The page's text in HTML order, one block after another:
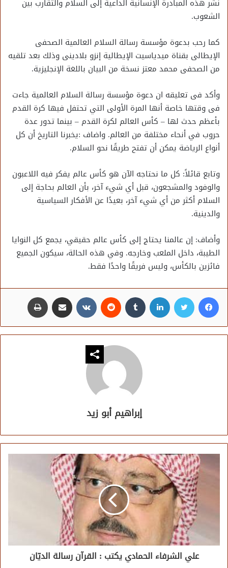
نشر هذه المبادرة الإنسانية الداعية إلى السلام والتقارب بين
الشعوب.
كما رحب بدعوة مؤسسة رسالة السلام العالمية الصحفى
الإيطالى بقناة ميدياسيت الإيطالية إنزو بلادينى وذلك بعد تلقيه
من الصحفى محمد معتز نسخة من البيان باللغة الإنجليزية.
وأكد فى تعليقه ان دعوة مؤسسة رسالة السلام العالمية جاءت
فى وقتها خاصة أنها المرة الأولى التي تحتفل فيها كرة القدم
بأعظم حدث لها – كأس العالم لكرة القدم – بينما تدور عدة
حروب في أنحاء مختلفة من العالم. واضاف :يخبرنا التاريخ أن كل
أنواع الرياضة يمكن أن تفتح طريقًا نحو السلام.
وتابع قائلاً: كل ما نحتاجه الآن هو كأس عالم يفكر فيه اللاعبون
والوفود والمشجعون، قبل أي شيء آخر، بأن العالم بحاجة إلى
السلام أكثر من أي شيء آخر، بعيدًا عن الأفكار السياسية
والدينية.
وأضاف: إن عالمنا يحتاج إلى كأس عالم حقيقي، يجمع كل النوايا
الطيبة، داخل الملعب وخارجه. وفي هذه الحالة، سيكون الجميع
فائزين بالكأس، وليس فريقًا واحدًا فقط.
فيسبوك تويتر لينكدإن مشاركة عبر البريد
إبراهيم أبو زيد
علي الشرفاء الحمادي يكتب : القرآن رسالة الديّان